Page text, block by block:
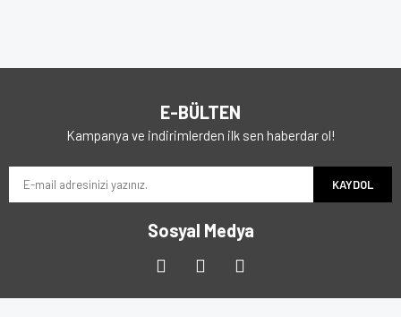
E-BÜLTEN
Kampanya ve indirimlerden ilk sen haberdar ol!
KAYDOL
Sosyal Medya